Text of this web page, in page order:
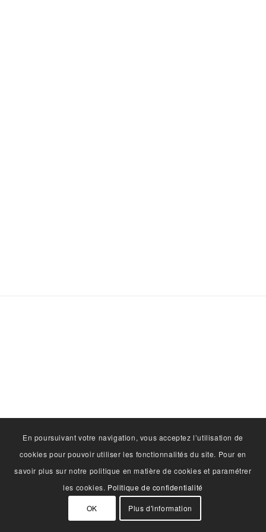
En poursuivant votre navigation, vous acceptez l’utilisation de
cookies pour pouvoir utiliser les fonctionnalités du site. Pour en
savoir plus sur notre politique en matière de cookies et paramétrer
les cookies. Politique de confidentialité
OK Plus d'information